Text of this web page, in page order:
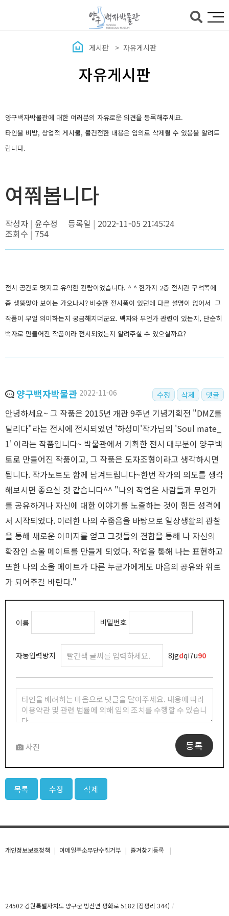
게시판 자유게시판
자유게시판
양구백자박물관에 대한 여러분의 자유로운 의견을 등록해주세요.
타인을 비방, 상업적 게시물, 불건전한 내용은 임의로 삭제될 수 있음을 알려드
립니다.
여쭤봅니다
작성자 윤수정 등록일
2022-11-05 21:45:24
조회수
754
전시 공간도 멋지고 유익한 관람이었습니다. ^ ^ 한가지 2층 전시관 구석쪽에
좀 생뚱맞아 보이는 가오나시? 비슷한 전시품이 있던데 다른 설명이 없어서 그
작품이 무얼 의미하는지 궁금해지더군요. 백자와 무언가 관련이 있는지, 단순히
백자로 만들어진 작품이라 전시되었는지 알려주실 수 있으실까요?
양구백자박물관 2022-11-06 수정 삭제 댓글
안녕하세요~ 그 작품은 2015년 개관 9주년 기념기획전 "DMZ를
달리다"라는 전시에 전시되었던 '하성미'작가님의 'Soul mate_
1' 이라는 작품입니다~ 박물관에서 기획한 전시 대부분이 양구백
토로 만들어진 작품이고, 그 작품은 도자조형이라고 생각하시면
됩니다. 작가노트도 함께 남겨드립니다~한번 작가의 의도를 생각
해보시면 좋으실 것 같습니다^^ "나의 작업은 사람들과 무언가
를 공유하거나 자신에 대한 이야기를 노출하는 것이 힘든 성격에
서 시작되었다. 이러한 나의 수줍음을 바탕으로 일상생활의 관찰
을 통해 새로운 이미지를 얻고 그것들의 결합을 통해 나 자신의
확장인 소울 메이트를 만들게 되었다. 작업을 통해 나는 표현하고
또한 나의 소울 메이트가 다른 누군가에게도 마음의 공유와 위로
가 되어주길 바란다."
이름 비밀번호
자동입력방지 8jgdqi7u90
사진 등록
목록 수정 삭제
개인정보보호정책 이메일주소무단수집거부 즐겨찾기등록
24502 강원특별자치도 양구군 방산면 평화로 5182 (장평리 344)